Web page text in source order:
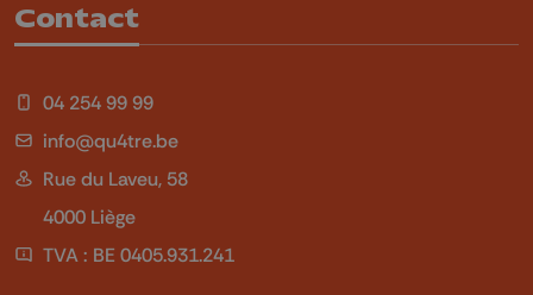
Contact
04 254 99 99
info@qu4tre.be
Rue du Laveu, 58
4000 Liège
TVA : BE 0405.931.241